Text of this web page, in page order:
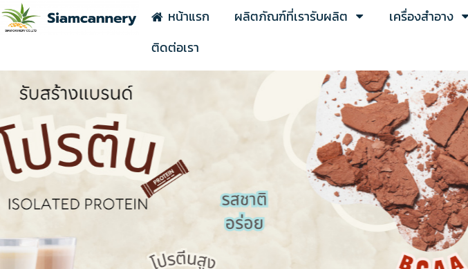
หน้าแรก ผลิตภัณฑ์ที่เรารับผลิต เครื่องสำอาง
ติดต่อเรา